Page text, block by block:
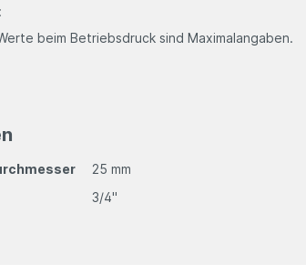
beim Betriebsdruck sind Maximalangaben.
25 mm
3/4"